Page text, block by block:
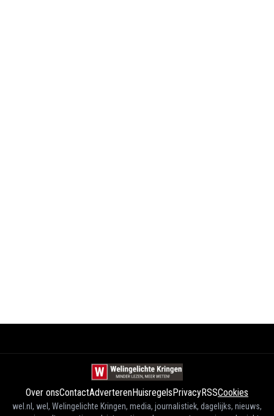
Over onsContactAdverterenHuisregelsPrivacyRSSCookies
wel.nl, wel, Welingelichte Kringen, media, journalistiek, dagelijks, nieuws,